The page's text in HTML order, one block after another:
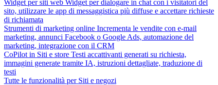
Widget per siti web Widget per dialogare in chat con i visitatori del
sito, utilizzare le app di messaggistica più diffuse e accettare richieste
di richiamata
Strumenti di marketing online Incrementa le vendite con e-mail
marketing, annunci Facebook o Google Ads, automazione del
marketing, integrazione con il CRM
CoPilot in Siti e store Testi accattivanti generati su richiesta,
immagini generate tramite IA, istruzioni dettagliate, traduzione di
testi
Tutte le funzionalità per Siti e negozi